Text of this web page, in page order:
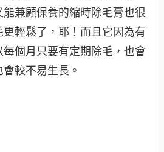
兼顧保養的縮時除毛膏也很
輕鬆了，耶！而且它因為有
個月只要有定期除毛，也會
較不易生長 。